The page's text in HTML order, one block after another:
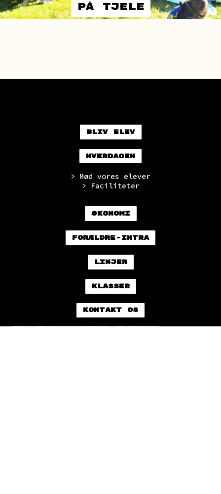
på tjele
Bliv elev
Hverdagen
> Mød vores elever
> Faciliteter
Økonomi
Forældre-intra
Linjer
Klasser
Kontakt os